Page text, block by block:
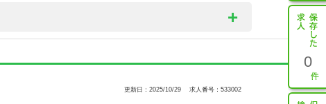
0
更新日：2025/10/29 求人番号：533002